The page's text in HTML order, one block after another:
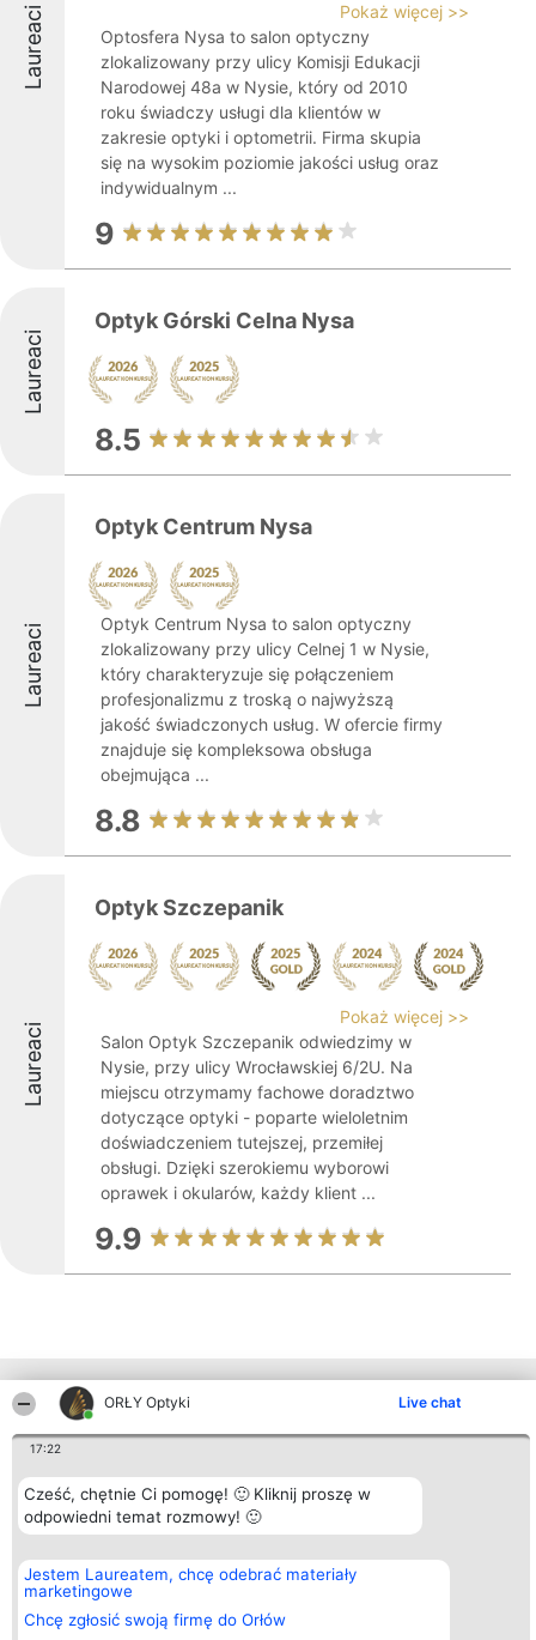
ORŁY Optyki Live chat
17:22
Cześć, chętnie Ci pomogę! 🙂 Kliknij proszę w
odpowiedni temat rozmowy! 🙂
Jestem Laureatem, chcę odebrać materiały
marketingowe
Chcę zgłosić swoją firmę do Orłów
Laureaci
Pokaż więcej >>
Optosfera Nysa to salon optyczny
zlokalizowany przy ulicy Komisji Edukacji
Narodowej 48a w Nysie, który od 2010
roku świadczy usługi dla klientów w
zakresie optyki i optometrii. Firma skupia
się na wysokim poziomie jakości usług oraz
indywidualnym ...
9
Laureaci
Optyk Górski Celna Nysa
8.5
Laureaci
Optyk Centrum Nysa
Optyk Centrum Nysa to salon optyczny
zlokalizowany przy ulicy Celnej 1 w Nysie,
który charakteryzuje się połączeniem
profesjonalizmu z troską o najwyższą
jakość świadczonych usług. W ofercie firmy
znajduje się kompleksowa obsługa
obejmująca ...
8.8
Laureaci
Optyk Szczepanik
Pokaż więcej >>
Salon Optyk Szczepanik odwiedzimy w
Nysie, przy ulicy Wrocławskiej 6/2U. Na
miejscu otrzymamy fachowe doradztwo
dotyczące optyki - poparte wieloletnim
doświadczeniem tutejszej, przemiłej
obsługi. Dzięki szerokiemu wyborowi
oprawek i okularów, każdy klient ...
9.9
Inne firmy z województwa
Organizator plebiscytu
Bright Side Solutions sp. z o.
o. sp. k.
ul. Ruska 22
KRS 0000749100 | Regon
381313360 | NIP 8943132676
+48 508 492 400
Plebiscyt
Laureaci
Lista
wszystkich
Zasady
Prywatności
Kontakt
Kontakt